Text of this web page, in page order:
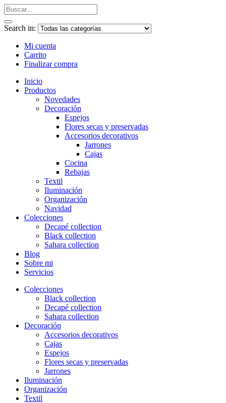
Search in:
Mi cuenta
Carrito
Finalizar compra
Inicio
Productos
Novedades
Decoración
Espejos
Flores secas y preservadas
Accesorios decorativos
Jarrones
Cajas
Cocina
Rebajas
Textil
Iluminación
Organización
Navidad
Colecciones
Decapé collection
Black collection
Sahara collection
Blog
Sobre mi
Servicios
Colecciones
Black collection
Decapé collection
Sahara collection
Decoración
Accesorios decorativos
Cajas
Espejos
Flores secas y preservadas
Jarrones
Iluminación
Organización
Textil